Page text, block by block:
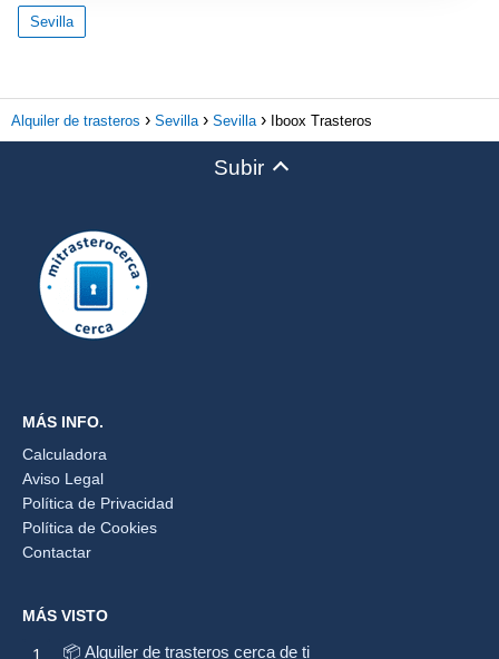
Sevilla
Alquiler de trasteros Sevilla Sevilla Iboox Trasteros
Subir
MÁS INFO.
Calculadora
Aviso Legal
Política de Privacidad
Política de Cookies
Contactar
MÁS VISTO
📦 Alquiler de trasteros cerca de ti